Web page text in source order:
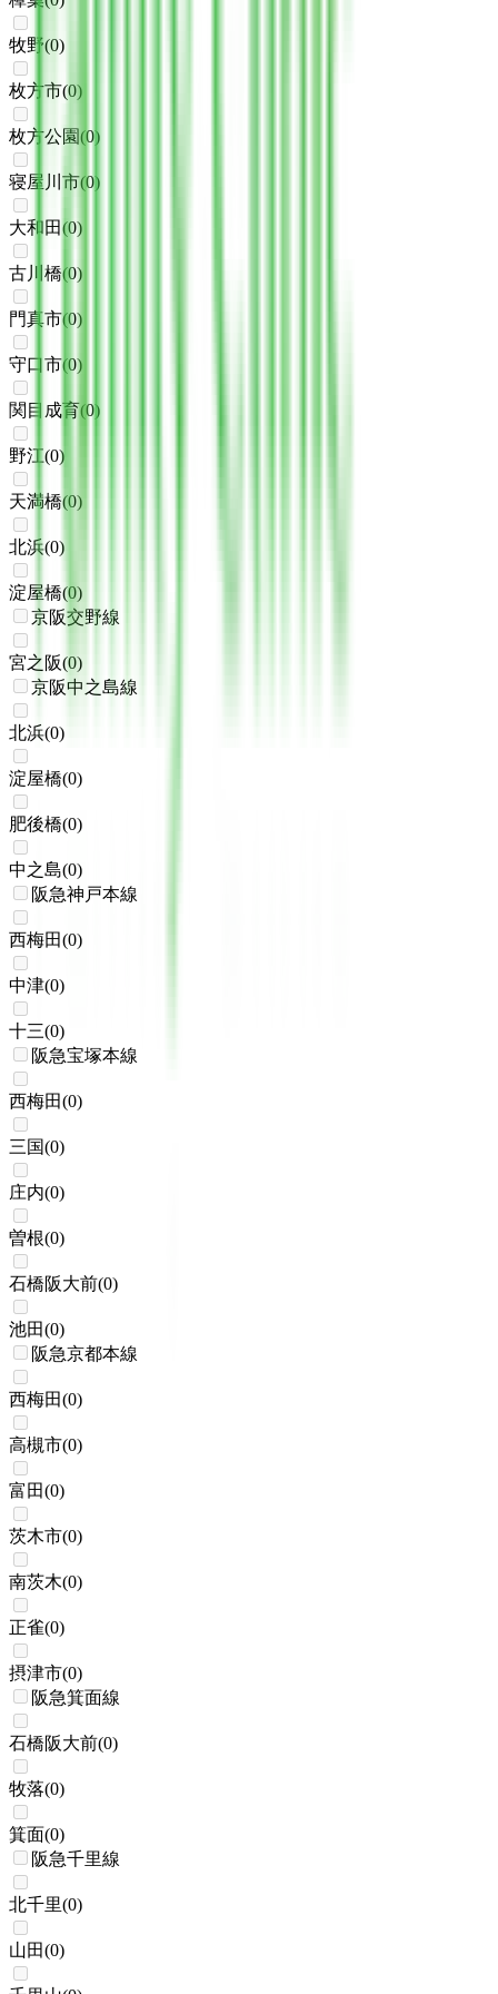
牧野(0)
枚方市(0)
枚方公園(0)
寝屋川市(0)
大和田(0)
古川橋(0)
門真市(0)
守口市(0)
関目成育(0)
野江(0)
天満橋(0)
北浜(0)
淀屋橋(0)
京阪交野線
宮之阪(0)
京阪中之島線
北浜(0)
淀屋橋(0)
肥後橋(0)
中之島(0)
阪急神戸本線
西梅田(0)
中津(0)
十三(0)
阪急宝塚本線
西梅田(0)
三国(0)
庄内(0)
曽根(0)
石橋阪大前(0)
池田(0)
阪急京都本線
西梅田(0)
高槻市(0)
富田(0)
茨木市(0)
南茨木(0)
正雀(0)
摂津市(0)
阪急箕面線
石橋阪大前(0)
牧落(0)
箕面(0)
阪急千里線
北千里(0)
山田(0)